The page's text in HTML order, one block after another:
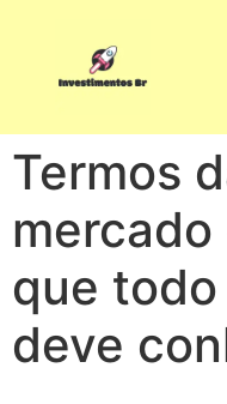
Termos
que
deve